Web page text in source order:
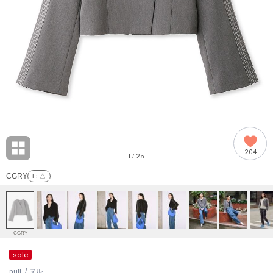
ョン雑貨 (861)
/ランジェリー (127)
ェア (121)
(124)
アディダス
adidas by Stella McCartney
アディダス バイ ステラマッカートニー
ALLISON BROWN
アリソンブラウン
Ame no chi Hare
アメノチハレ
AMOMMA
アモマ
ánuans
アニュアンス
ànuke
アンヌーク
CGRY F: △
1 / 25 204
CGRY
sale